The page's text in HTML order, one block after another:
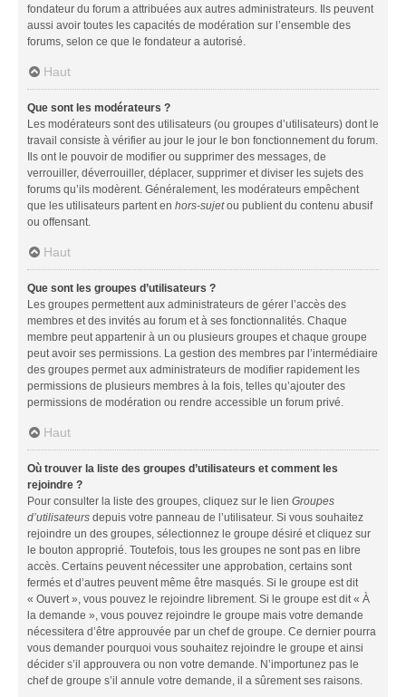
fondateur du forum a attribuées aux autres administrateurs. Ils peuvent
aussi avoir toutes les capacités de modération sur l’ensemble des
forums, selon ce que le fondateur a autorisé.
Haut
Que sont les modérateurs ?
Les modérateurs sont des utilisateurs (ou groupes d’utilisateurs) dont le
travail consiste à vérifier au jour le jour le bon fonctionnement du forum.
Ils ont le pouvoir de modifier ou supprimer des messages, de
verrouiller, déverrouiller, déplacer, supprimer et diviser les sujets des
forums qu’ils modèrent. Généralement, les modérateurs empêchent
que les utilisateurs partent en hors-sujetou publient du contenu abusif
ou offensant.
Haut
Que sont les groupes d’utilisateurs ?
Les groupes permettent aux administrateurs de gérer l’accès des
membres et des invités au forum et à ses fonctionnalités. Chaque
membre peut appartenir à un ou plusieurs groupes et chaque groupe
peut avoir ses permissions. La gestion des membres par l’intermédiaire
des groupes permet aux administrateurs de modifier rapidement les
permissions de plusieurs membres à la fois, telles qu’ajouter des
permissions de modération ou rendre accessible un forum privé.
Haut
Où trouver la liste des groupes d’utilisateurs et comment les
rejoindre ?
Pour consulter la liste des groupes, cliquez sur le lien Groupes
d’utilisateurs depuis votre panneau de l’utilisateur. Si vous souhaitez
rejoindre un des groupes, sélectionnez le groupe désiré et cliquez sur
le bouton approprié. Toutefois, tous les groupes ne sont pas en libre
accès. Certains peuvent nécessiter une approbation, certains sont
fermés et d’autres peuvent même être masqués. Si le groupe est dit
« Ouvert », vous pouvez le rejoindre librement. Si le groupe est dit « À
la demande », vous pouvez rejoindre le groupe mais votre demande
nécessitera d’être approuvée par un chef de groupe. Ce dernier pourra
vous demander pourquoi vous souhaitez rejoindre le groupe et ainsi
décider s’il approuvera ou non votre demande. N’importunez pas le
chef de groupe s’il annule votre demande, il a sûrement ses raisons.